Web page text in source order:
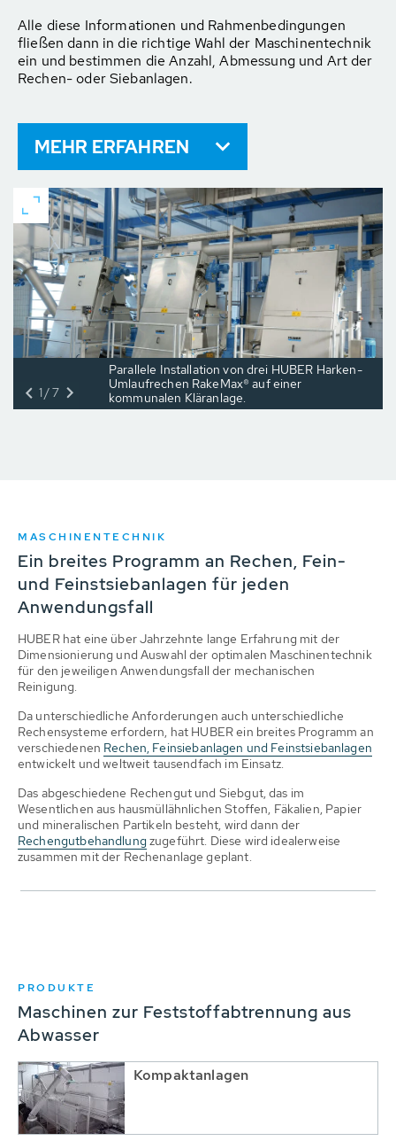
Alle diese Informationen und Rahmenbedingungen
fließen dann in die richtige Wahl der Maschinentechnik
ein und bestimmen die Anzahl, Abmessung und Art der
Rechen- oder Siebanlagen.
MEHR ERFAHREN
Parallele Installation von drei HUBER Harken-
Umlaufrechen RakeMax® auf einer
kommunalen Kläranlage.
1/7
MASCHINENTECHNIK
Ein breites Programm an Rechen, Fein-
und Feinstsiebanlagen für jeden
Anwendungsfall
HUBER hat eine über Jahrzehnte lange Erfahrung mit der
Dimensionierung und Auswahl der optimalen Maschinentechnik
für den jeweiligen Anwendungsfall der mechanischen
Reinigung.
Da unterschiedliche Anforderungen auch unterschiedliche
Rechensysteme erfordern, hat HUBER ein breites Programm an
verschiedenen Rechen, Feinsiebanlagen und Feinstsiebanlagen
entwickelt und weltweit tausendfach im Einsatz.
Das abgeschiedene Rechengut und Siebgut, das im
Wesentlichen aus hausmüllähnlichen Stoffen, Fäkalien, Papier
und mineralischen Partikeln besteht, wird dann der
Rechengutbehandlung zugeführt. Diese wird idealerweise
zusammen mit der Rechenanlage geplant.
PRODUKTE
Maschinen zur Feststoffabtrennung aus
Abwasser
Kompaktanlagen